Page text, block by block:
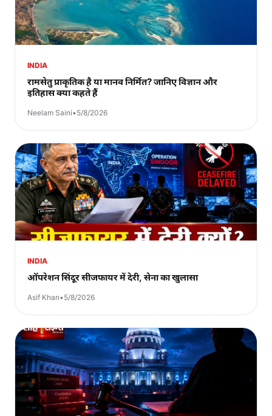
INDIA
रामसेतु प्राकृतिक है या मानव निर्मित? जानिए विज्ञान और
इतिहास क्या कहते हैं
Neelam Saini•5/8/2026
INDIA
ऑपरेशन सिंदूर सीजफायर में देरी, सेना का खुलासा
Asif Khan•5/8/2026